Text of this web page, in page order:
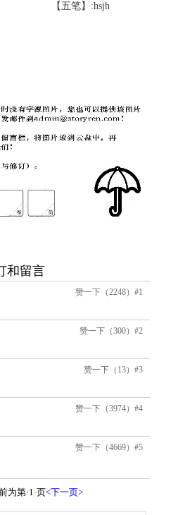
【五笔】:hsjh